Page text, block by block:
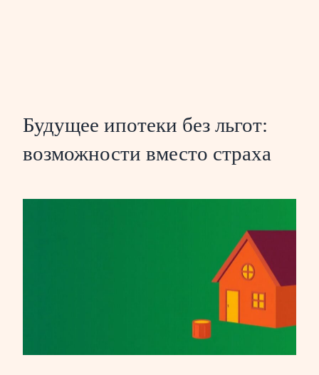
Будущее ипотеки без льгот:
возможности вместо страха